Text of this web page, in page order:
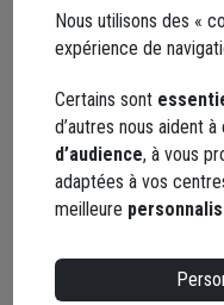
Rouleau laine de
combles aménagés -
2,20 M x 1,20 M -
Code : 108361-1
47,65 €/ m²
soit125,80 €/ unité
dont0,37 €éco-contribution
Livraison disponible
Nous utilisons des «
expérience de
Certains sont
d’autres nous aident
d’audience, à vous
adaptées à vos
meilleure